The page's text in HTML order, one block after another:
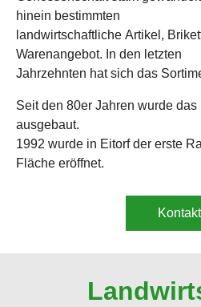
hinein bestimmten
landwirtschaftliche Artikel,
Warenangebot. In den letzten
Jahrzehnten hat sich das
Seit den 80er Jahren wurde
ausgebaut.
1992 wurde in Eitorf der erste
Fläche eröffnet.
Kontakt